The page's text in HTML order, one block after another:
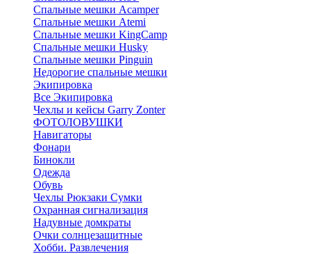
Спальные мешки Acamper
Спальные мешки Atemi
Спальные мешки KingCamp
Спальные мешки Husky
Спальные мешки Pinguin
Недорогие спальные мешки
Экипировка
Все Экипировка
Чехлы и кейсы Garry Zonter
ФОТОЛОВУШКИ
Навигаторы
Фонари
Бинокли
Одежда
Обувь
Чехлы Рюкзаки Сумки
Охранная сигнализация
Надувные домкраты
Очки солнцезащитные
Хобби. Развлечения